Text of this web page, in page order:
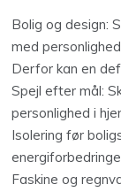
Bolig og design:
med
Derfor kan en
Spejl efter mål:
personlighed i
Isolering før
Faskine og